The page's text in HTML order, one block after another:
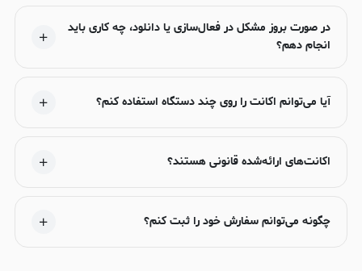
در صورت بروز مشکل در فعال‌سازی یا دانلود، چه کاری باید
انجام دهم؟
آیا می‌توانم اکانت را روی چند دستگاه استفاده کنم؟
اکانت‌های ارائه‌شده قانونی هستند؟
چگونه می‌توانم سفارش خود را ثبت کنم؟